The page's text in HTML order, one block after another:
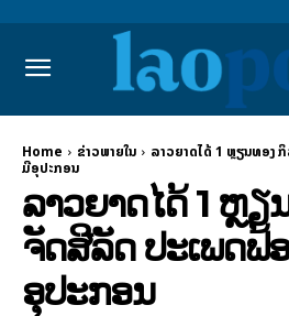
Home ຂ່າວພາຍ​ໃນ
ລາວຍາດໄດ້ 1 ຫຼຽນທອງ
ມີອຸປະກອນ
ລາວຍາດໄດ້ 1 ຫຼຽ
ຈັດສີລັດ ປະເພດຟ້
ອຸປະກອນ